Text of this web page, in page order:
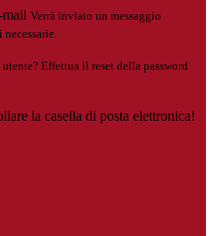
Verrà inviato un messaggio
Effettua il reset della password
la casella di posta elettronica!